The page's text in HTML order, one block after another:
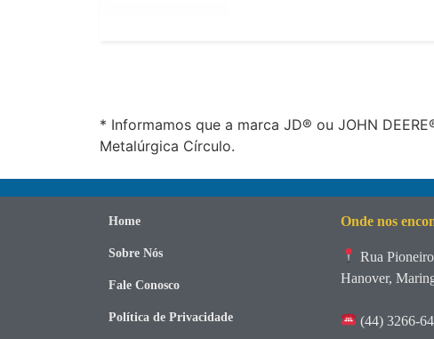
* Informamos que a marca JD® ou JOHN
Metalúrgica Círculo.
Home
Sobre Nós
Fale Conosco
Política de Privacidade
Onde nos
Rua
Hanover,
(44) 3266-